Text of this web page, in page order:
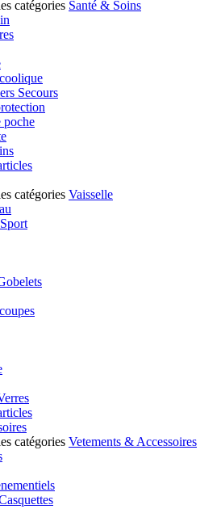
catégories Santé & Soins
Secours
poche
catégories Vaisselle
catégories Vetements & Accessoires